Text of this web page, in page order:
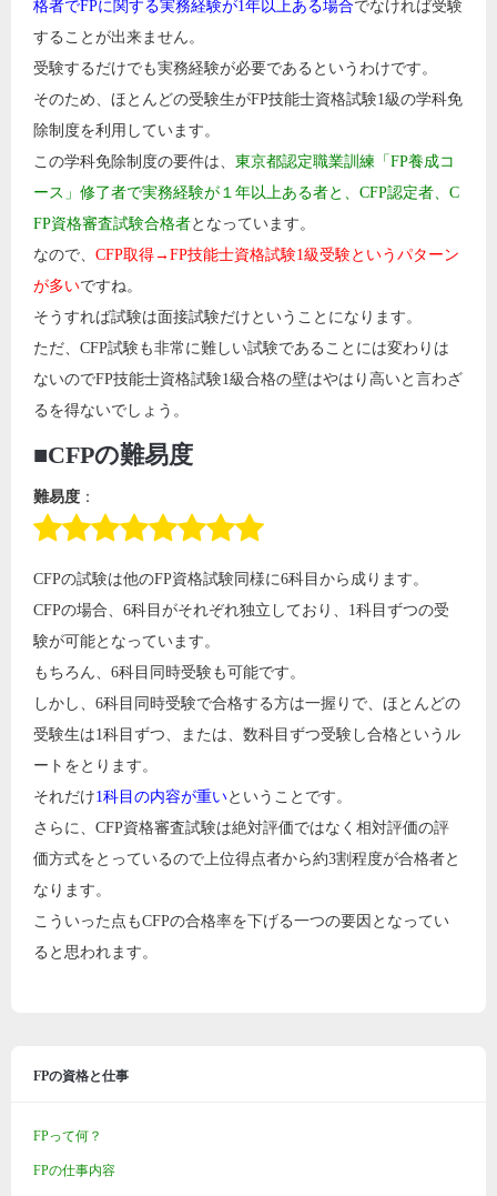
格者でFPに関する実務経験が1年以上ある場合でなければ受験
することが出来ません。
受験するだけでも実務経験が必要であるというわけです。
そのため、ほとんどの受験生がFP技能士資格試験1級の学科免
除制度を利用しています。
この学科免除制度の要件は、 東京都認定職業訓練「FP養成コ
ース」修了者で実務経験が１年以上ある者と、CFP認定者、C
FP資格審査試験合格者となっています。
なので、 CFP取得→FP技能士資格試験1級受験というパターン
が多いですね。
そうすれば試験は面接試験だけということになります。
ただ、CFP試験も非常に難しい試験であることには変わりは
ないのでFP技能士資格試験1級合格の壁はやはり高いと言わざ
るを得ないでしょう。
■CFPの難易度
難易度 ：
CFPの試験は他のFP資格試験同様に6科目から成ります。
CFPの場合、6科目がそれぞれ独立しており、1科目ずつの受
験が可能となっています。
もちろん、6科目同時受験も可能です。
しかし、6科目同時受験で合格する方は一握りで、ほとんどの
受験生は1科目ずつ、または、数科目ずつ受験し合格というル
ートをとります。
それだけ1科目の内容が重いということです。
さらに、CFP資格審査試験は絶対評価ではなく相対評価の評
価方式をとっているので上位得点者から約3割程度が合格者と
なります。
こういった点もCFPの合格率を下げる一つの要因となってい
ると思われます。
FPの資格と仕事
FPって何？
FPの仕事内容